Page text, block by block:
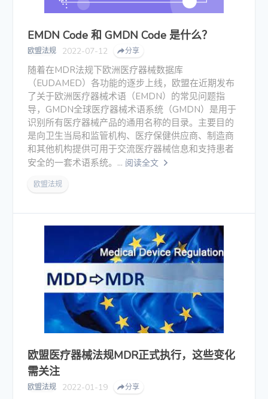
EMDN Code 和 GMDN Code 是什么？
欧盟法规 2022-07-12 分享
随着在MDR法规下欧洲医疗器械数据库
（EUDAMED）各功能的逐步上线，欧盟在近期发布
了关于欧洲医疗器械术语（EMDN）的常见问题指
导，GMDN全球医疗器械术语系统（GMDN）是用于
识别所有医疗器械产品的通用名称的目录。主要目的
是向卫生当局和监管机构、医疗保健供应商、制造商
和其他机构提供可用于交流医疗器械信息和支持患者
安全的一套术语系统。... 阅读全文
欧盟法规
欧盟医疗器械法规MDR正式执行，这些变化
需关注
欧盟法规 2022-01-19 分享